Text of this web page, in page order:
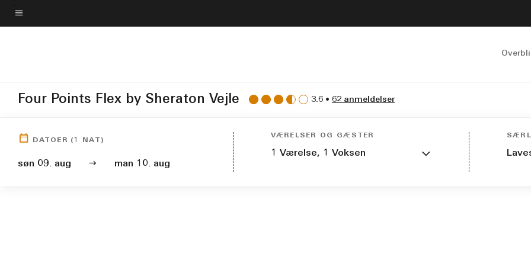
Skip
to
Menutekst
Four Points Flex by Sheraton Vejle 3.6 • 62 anmeldelser
DATOER (1 NAT)
søn 09. aug man 10. aug
VÆRELSER OG GÆSTER
1 Værelse, 1 Voksen